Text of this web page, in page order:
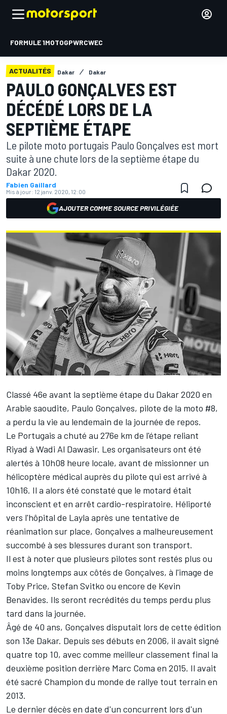
FORMULE 1MOTOGPWRCWEC
ACTUALITÉS Dakar Dakar
PAULO GONÇALVES EST
DÉCÉDÉ LORS DE LA
SEPTIÈME ÉTAPE
Le pilote moto portugais Paulo Gonçalves est mort
suite à une chute lors de la septième étape du
Dakar 2020.
Fabien Gaillard
Mis à jour: 12 janv. 2020, 12:00
AJOUTER COMME SOURCE PRIVILÉGIÉE
Classé 46e avant la septième étape du Dakar 2020 en
Arabie saoudite, Paulo Gonçalves, pilote de la moto #8,
a perdu la vie au lendemain de la journée de repos.
Le Portugais a chuté au 276e km de l'étape reliant
Riyad à Wadi Al Dawasir. Les organisateurs ont été
alertés à 10h08 heure locale, avant de missionner un
hélicoptère médical auprès du pilote qui est arrivé à
10h16. Il a alors été constaté que le motard était
inconscient et en arrêt cardio-respiratoire. Héliporté
vers l'hôpital de Layla après une tentative de
réanimation sur place, Gonçalves a malheureusement
succombé à ses blessures durant son transport.
Il est à noter que plusieurs pilotes sont restés plus ou
moins longtemps aux côtés de Gonçalves, à l'image de
Toby Price, Stefan Svitko ou encore de Kevin
Benavides. Ils seront recrédités du temps perdu plus
tard dans la journée.
Âgé de 40 ans, Gonçalves disputait lors de cette édition
son 13e Dakar. Depuis ses débuts en 2006, il avait signé
quatre top 10, avec comme meilleur classement final la
deuxième position derrière Marc Coma en 2015. Il avait
été sacré Champion du monde de rallye tout terrain en
2013.
Le dernier décès en date d'un concurrent lors d'un